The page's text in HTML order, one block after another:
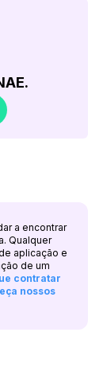
a encontrar
Qualquer
aplicação e
de um
contratar
nossos